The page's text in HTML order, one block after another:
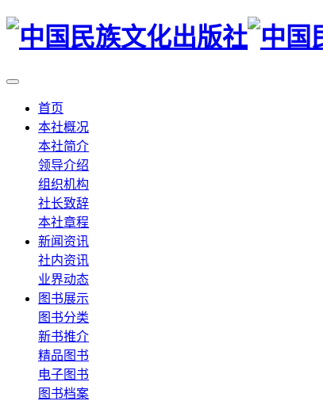
首页
本社概况
本社简介
领导介绍
组织机构
社长致辞
本社章程
新闻资讯
社内资讯
业界动态
图书展示
图书分类
新书推介
精品图书
电子图书
图书档案